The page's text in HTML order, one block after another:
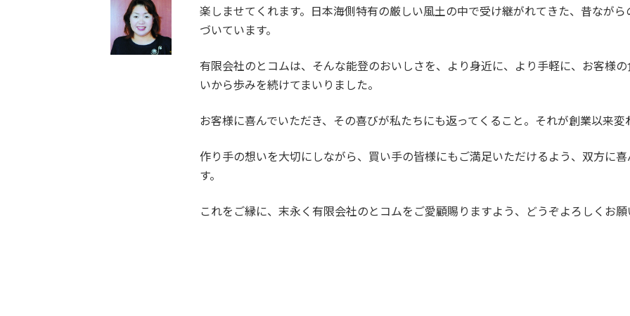
楽しませてくれます。日本海側特有の厳しい風土の中で受け継がれてきた、昔なが
づいています。
有限会社のとコムは、そんな能登のおいしさを、より身近に、より手軽に、お客様
いから歩みを続けてまいりました。
お客様に喜んでいただき、その喜びが私たちにも返ってくること。それが創業以来
作り手の想いを大切にしながら、買い手の皆様にもご満足いただけるよう、双方に
す。
これをご縁に、末永く有限会社のとコムをご愛顧賜りますよう、どうぞよろしくお